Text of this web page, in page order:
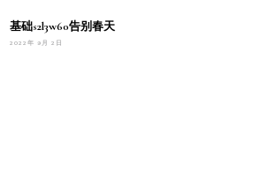
基础s2l3w60告别春天
2022年 9月 2日